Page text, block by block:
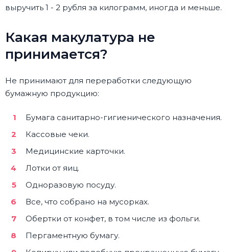
выручить 1 - 2 рубля за килограмм, иногда и меньше.
Какая макулатура не
принимается?
Не принимают для переработки следующую
бумажную продукцию:
Бумага санитарно-гигиенического назначения.
Кассовые чеки.
Медицинские карточки.
Лотки от яиц.
Одноразовую посуду.
Все, что собрано на мусорках.
Обертки от конфет, в том числе из фольги.
Пергаментную бумагу.